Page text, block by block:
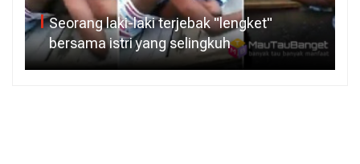
Seorang laki-laki terjebak "lengket"
bersama istri yang selingkuh